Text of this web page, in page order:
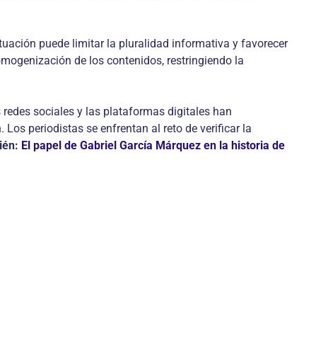
puede limitar la pluralidad informativa y favorecer
de los contenidos, restringiendo la
sociales y las plataformas digitales han
periodistas se enfrentan al reto de verificar la
El papel de Gabriel García Márquez en la historia de